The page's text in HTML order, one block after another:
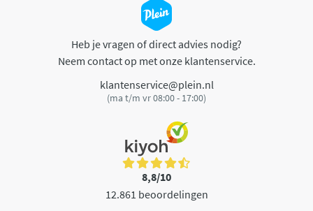
Heb je vragen of direct advies nodig?
Neem contact op met onze klantenservice.
klantenservice@plein.nl
(ma t/m vr 08:00 - 17:00)
8,8/10
12.861 beoordelingen